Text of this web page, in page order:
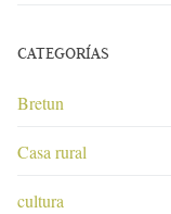
CATEGORÍAS
Bretun
Casa rural
cultura